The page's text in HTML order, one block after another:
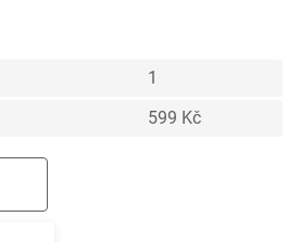
1
599 Kč